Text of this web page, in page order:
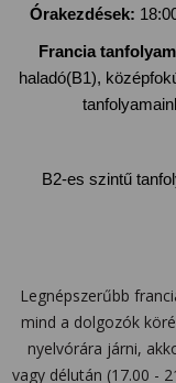
Órakezdések:
Francia
haladó(B1),
B2-es szintű
Legnépszerűbb
mind a dolgozók
nyelvórára járni,
vagy délután (17.00 -